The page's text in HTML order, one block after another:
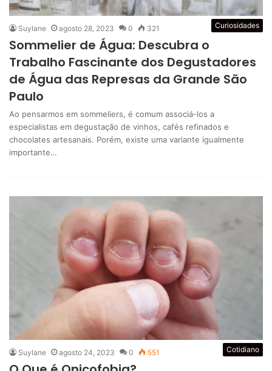
Curiosidades
Suylane agosto 28, 2023 0 321
Sommelier de Água: Descubra o
Trabalho Fascinante dos Degustadores
de Água das Represas da Grande São
Paulo
Ao pensarmos em sommeliers, é comum associá-los a
especialistas em degustação de vinhos, cafés refinados e
chocolates artesanais. Porém, existe uma variante igualmente
importante…
Cotidiano
Suylane agosto 24, 2023 0 551